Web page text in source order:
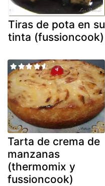
Tiras de pota en su
tinta (fussioncook)
Tarta de crema de
manzanas
(thermomix y
fussioncook)